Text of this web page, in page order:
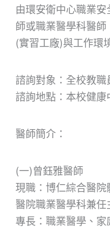
由環安衛中心職業
師或職業醫學科醫
(實習工廠)與工作環
諮詢對象：全校教職
諮詢地點：本校健康
醫師簡介：
(一)曾鈺雅醫師
現職：博仁綜合醫
醫院職業醫學科兼任
專長：職業醫學、家